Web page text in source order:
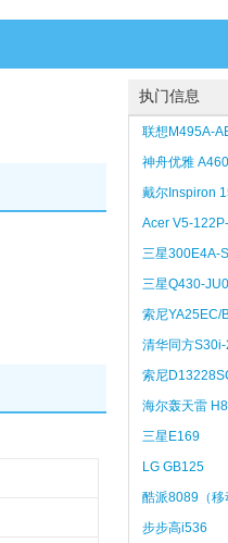
执门信息
联想M495A-
神舟优雅
戴尔Inspiron
Acer V5-
三星300E4A-
三星Q430-
索尼YA25EC/B
清华同方S30i-
索尼
海尔轰天雷
三星E169
LG GB125
酷派8089（移
步步高i536